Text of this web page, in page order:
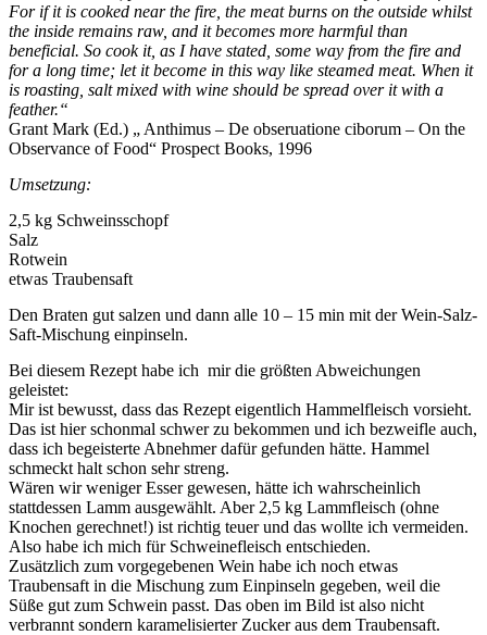
For if it is cooked near the fire, the meat burns on the outside whilst
the inside remains raw, and it becomes more harmful than
beneficial. So cook it, as I have stated, some way from the fire and
for a long time; let it become in this way like steamed meat. When it
is roasting, salt mixed with wine should be spread over it with a
feather.“
Grant Mark (Ed.) „ Anthimus – De obseruatione ciborum – On the
Observance of Food“ Prospect Books, 1996
Umsetzung:
2,5 kg Schweinsschopf
Salz
Rotwein
etwas Traubensaft
Den Braten gut salzen und dann alle 10 – 15 min mit der Wein-Salz-
Saft-Mischung einpinseln.
Bei diesem Rezept habe ich mir die größten Abweichungen
geleistet:
Mir ist bewusst, dass das Rezept eigentlich Hammelfleisch vorsieht.
Das ist hier schonmal schwer zu bekommen und ich bezweifle auch,
dass ich begeisterte Abnehmer dafür gefunden hätte. Hammel
schmeckt halt schon sehr streng.
Wären wir weniger Esser gewesen, hätte ich wahrscheinlich
stattdessen Lamm ausgewählt. Aber 2,5 kg Lammfleisch (ohne
Knochen gerechnet!) ist richtig teuer und das wollte ich vermeiden.
Also habe ich mich für Schweinefleisch entschieden.
Zusätzlich zum vorgegebenen Wein habe ich noch etwas
Traubensaft in die Mischung zum Einpinseln gegeben, weil die
Süße gut zum Schwein passt. Das oben im Bild ist also nicht
verbrannt sondern karamelisierter Zucker aus dem Traubensaft.